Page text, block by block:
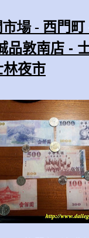
場- 西門町
品敦南店 -
林夜市